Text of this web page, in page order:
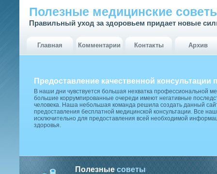
Полезные медицинские
Правильный уход за здоровьем придает новые
Главная Комментарии Контакты Архив
Предоставление качественной консультации
В наши дни чувствуется большая нехватка профессиональной
большие коррумпированные очереди имеют негативные
человека. Наша небольшая команда решила создать данный
предоставления бесплатной медицинской консультации. Все
исключительно для предоставления всей необходимой
здоровья.
Полезныесоветы